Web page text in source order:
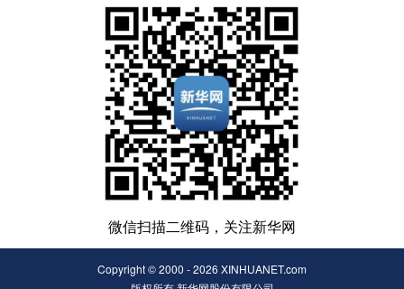
微信扫描二维码，关注新华网
Copyright © 2000 - 2026 XINHUANET.com